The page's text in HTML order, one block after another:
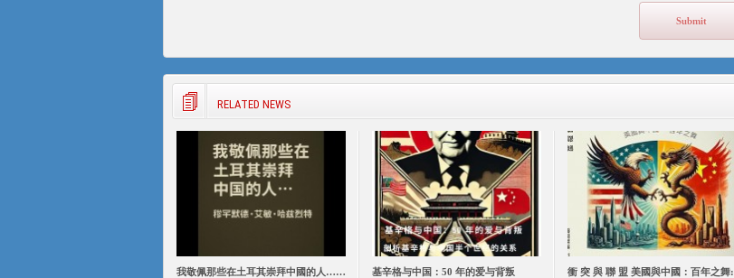
RELATED NEWS
我敬佩那些在土耳其崇拜中國的人…… 基辛格与中国：50 年的爱与背叛 衝 突 與 聯 盟 美國與中國：百年之舞: